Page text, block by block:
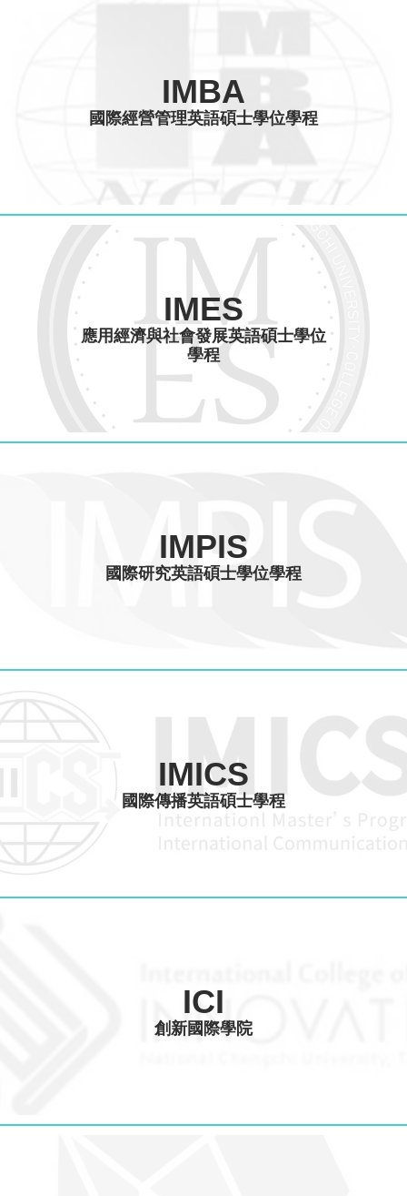
IMBA
國際經營管理英語碩士學位學程
IMES
應用經濟與社會發展英語碩士學位
學程
IMPIS
國際研究英語碩士學位學程
IMICS
國際傳播英語碩士學程
ICI
創新國際學院